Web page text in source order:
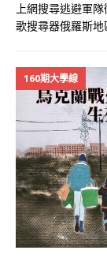
上網搜尋逃避軍
歌搜尋器俄羅斯
160期大學線